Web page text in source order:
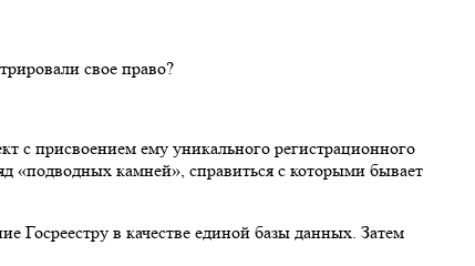
свое право?
с присвоением ему уникального регистрационного
«подводных камней», справиться с которыми бывает
Госреестру в качестве единой базы данных. Затем